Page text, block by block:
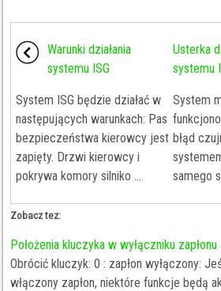
Warunki działania
systemu ISG
System ISG będzie działać w
następujących warunkach: Pas
bezpieczeństwa kierowcy jest
zapięty. Drzwi kierowcy i
pokrywa komory silniko ...
Usterka
systemu
System
błąd
samego
Zobacz tez:
Położenia kluczyka w wyłączniku zapłonu
Obrócić kluczyk: 0 : zapłon wyłączony:
włączony zapłon, niektóre funkcje będą